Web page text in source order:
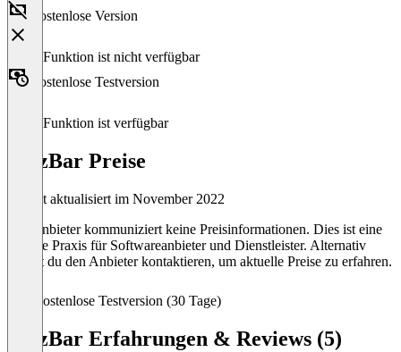
Kostenlose Version
Diese Funktion ist nicht verfügbar
Kostenlose Testversion
Diese Funktion ist verfügbar
MozBar Preise
Zuletzt aktualisiert im November 2022
Der Anbieter kommuniziert keine Preisinformationen. Dies ist eine
übliche Praxis für Softwareanbieter und Dienstleister. Alternativ
kannst du den Anbieter kontaktieren, um aktuelle Preise zu erfahren.
Kostenlose Testversion (30 Tage)
MozBar Erfahrungen & Reviews (5)